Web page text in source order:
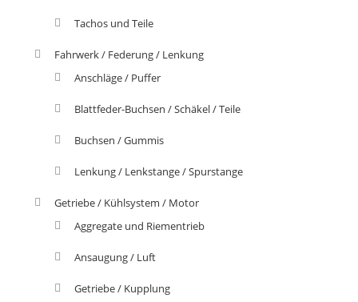
Tachos und Teile
Fahrwerk / Federung / Lenkung
Anschläge / Puffer
Blattfeder-Buchsen / Schäkel / Teile
Buchsen / Gummis
Lenkung / Lenkstange / Spurstange
Getriebe / Kühlsystem / Motor
Aggregate und Riementrieb
Ansaugung / Luft
Getriebe / Kupplung